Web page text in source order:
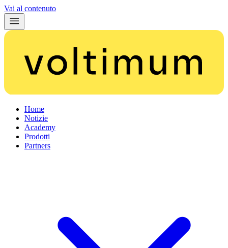
Vai al contenuto
Home
Notizie
Academy
Prodotti
Partners